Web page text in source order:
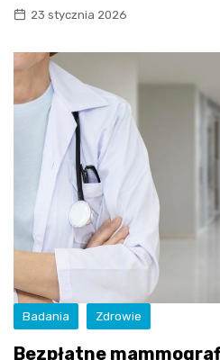
23 stycznia 2026
Badania Zdrowie
Bezpłatne